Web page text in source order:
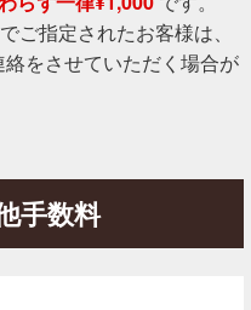
ご指定されたお客様は、
をさせていただく場合が
手数料